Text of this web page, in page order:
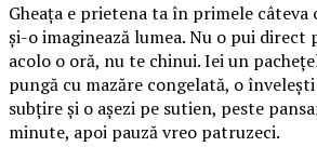
Gheața e prietena ta în primele câteva
și-o imaginează lumea. Nu o pui direct
acolo o oră, nu te chinui. Iei un
pungă cu mazăre congelată, o
subțire și o așezi pe sutien, peste
minute, apoi pauză vreo patruzeci.